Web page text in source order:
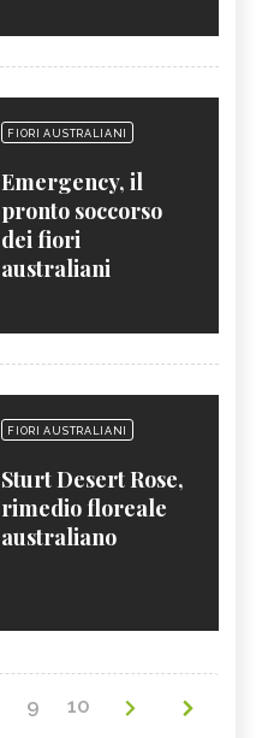
FIORI AUSTRALIANI
Emergency, il
pronto soccorso
dei fiori
australiani
FIORI AUSTRALIANI
Sturt Desert Rose,
rimedio floreale
australiano
9 10